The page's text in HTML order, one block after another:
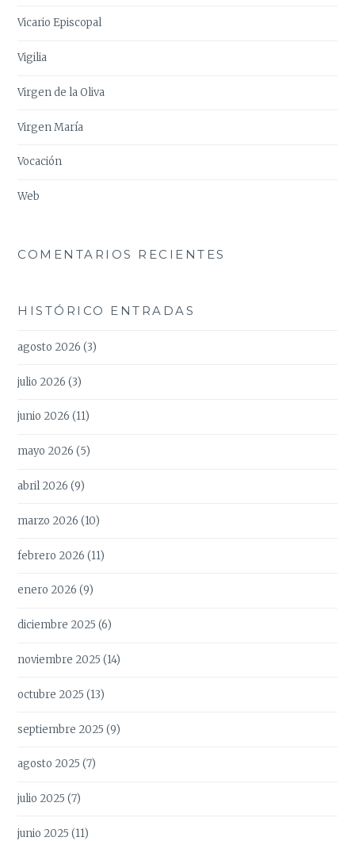
Vicario Episcopal
Vigilia
Virgen de la Oliva
Virgen María
Vocación
Web
COMENTARIOS RECIENTES
HISTÓRICO ENTRADAS
agosto 2026 (3)
julio 2026 (3)
junio 2026 (11)
mayo 2026 (5)
abril 2026 (9)
marzo 2026 (10)
febrero 2026 (11)
enero 2026 (9)
diciembre 2025 (6)
noviembre 2025 (14)
octubre 2025 (13)
septiembre 2025 (9)
agosto 2025 (7)
julio 2025 (7)
junio 2025 (11)